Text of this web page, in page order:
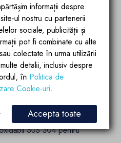
precis al debitului si
bucatarie
Amato este suficient de
la chiuvetele de
functionalitate fara
Amato:
SUS 304 pentru
informații despre
ul nostru cu partenerii
sociale, publicității și
pot fi combinate cu alte
colectate în urma utilizării
detalii, inclusiv despre
în Politica de
Cookie-uri.
Accepta toate